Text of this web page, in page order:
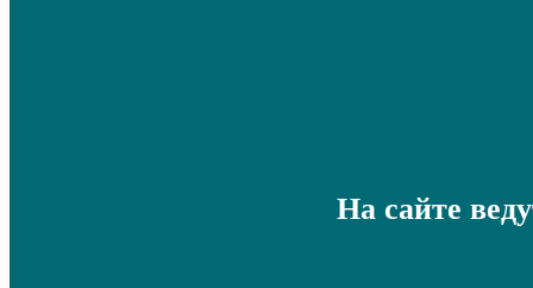
На сайте